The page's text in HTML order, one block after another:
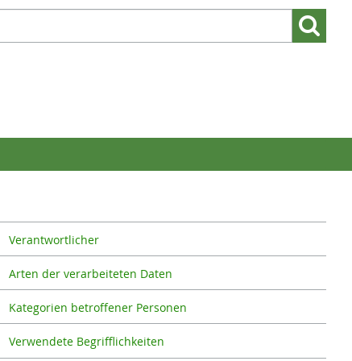
Suchen:
Verantwortlicher
Arten der verarbeiteten Daten
Kategorien betroffener Personen
Verwendete Begrifflichkeiten